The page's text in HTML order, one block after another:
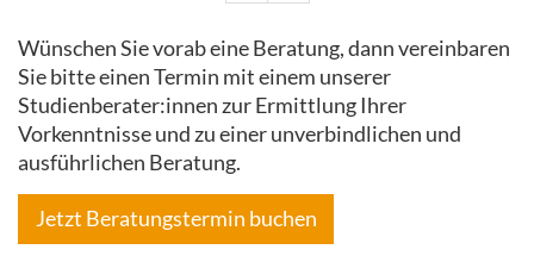
Wünschen Sie vorab eine Beratung, dann vereinbaren
Sie bitte einen Termin mit einem unserer
Studienberater:innen zur Ermittlung Ihrer
Vorkenntnisse und zu einer unverbindlichen und
ausführlichen Beratung.
Jetzt Beratungstermin buchen